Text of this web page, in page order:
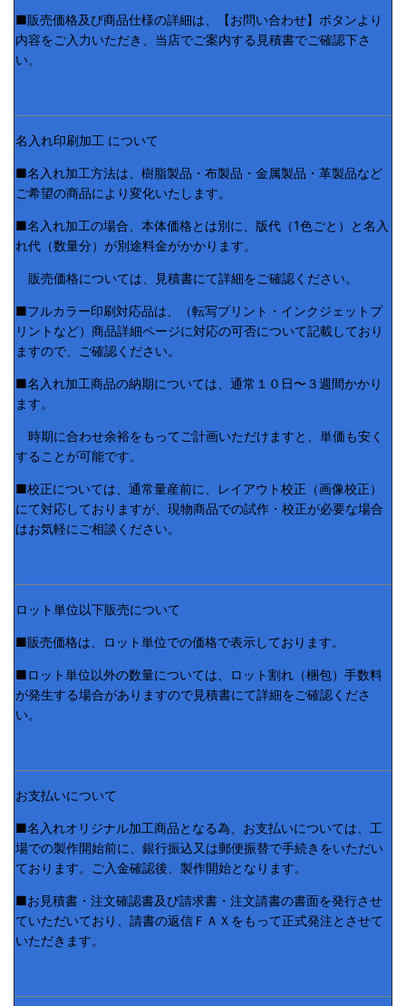
■販売価格及び商品仕様の詳細は、【お問い合わせ】ボタンより
内容をご入力いただき、当店でご案内する見積書でご確認下さ
い。
名入れ印刷加工 について
■名入れ加工方法は、樹脂製品・布製品・金属製品・革製品など
ご希望の商品により変化いたします。
■名入れ加工の場合、本体価格とは別に、版代（1色ごと）と名入
れ代（数量分）が別途料金がかかります。
販売価格については、見積書にて詳細をご確認ください。
■フルカラー印刷対応品は、（転写プリント・インクジェットプ
リントなど）商品詳細ページに対応の可否について記載しており
ますので、ご確認ください。
■名入れ加工商品の納期については、通常１０日〜３週間かかり
ます。
時期に合わせ余裕をもってご計画いただけますと、単価も安く
することが可能です。
■校正については、通常量産前に、レイアウト校正（画像校正）
にて対応しておりますが、現物商品での試作・校正が必要な場合
はお気軽にご相談ください。
ロット単位以下販売について
■販売価格は、ロット単位での価格で表示しております。
■ロット単位以外の数量については、ロット割れ（梱包）手数料
が発生する場合がありますので見積書にて詳細をご確認くださ
い。
お支払いについて
■名入れオリジナル加工商品となる為、お支払いについては、工
場での製作開始前に、銀行振込又は郵便振替で手続きをいただい
ております。ご入金確認後、製作開始となります。
■お見積書・注文確認書及び請求書・注文請書の書面を発行させ
ていただいており、請書の返信ＦＡＸをもって正式発注とさせて
いただきます。